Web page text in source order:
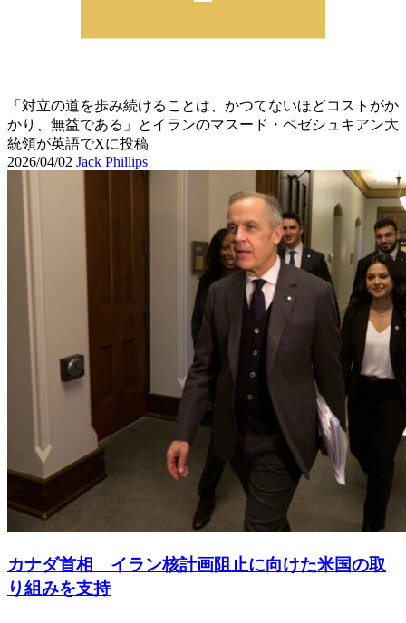
「対立の道を歩み続けることは、かつてないほどコストがか
かり、無益である」とイランのマスード・ペゼシュキアン大
統領が英語でXに投稿
2026/04/02 Jack Phillips
カナダ首相 イラン核計画阻止に向けた米国の取
り組みを支持